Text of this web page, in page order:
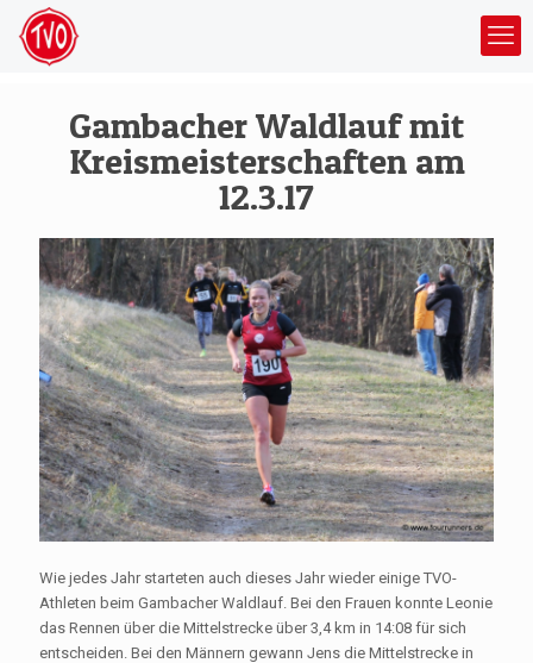
Gambacher Waldlauf mit
Kreismeisterschaften am
12.3.17
Wie jedes Jahr starteten auch dieses Jahr wieder einige TVO-
Athleten beim Gambacher Waldlauf. Bei den Frauen konnte Leonie
das Rennen über die Mittelstrecke über 3,4 km in 14:08 für sich
entscheiden. Bei den Männern gewann Jens die Mittelstrecke in